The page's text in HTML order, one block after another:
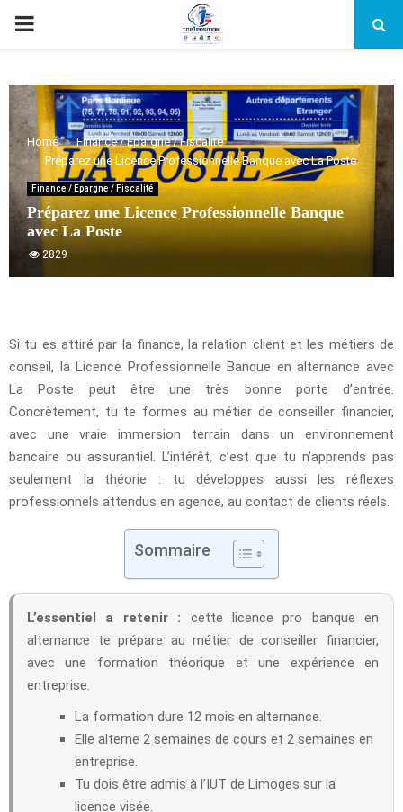
PRIMARY
Home
Finance / Epargne / Fiscalité
Préparez une Licence Professionnelle Banque avec La Poste
Finance / Epargne / Fiscalité
Préparez une Licence Professionnelle Banque
avec La Poste
2829
Si tu es attiré par la finance, la relation client et les métiers de
conseil, la Licence Professionnelle Banque en alternance avec
La Poste peut être une très bonne porte d’entrée.
Concrètement, tu te formes au métier de conseiller financier,
avec une vraie immersion terrain dans un environnement
bancaire ou assurantiel. L’intérêt, c’est que tu n’apprends pas
seulement la théorie : tu développes aussi les réflexes
professionnels attendus en agence, au contact de clients réels.
Sommaire
L’essentiel a retenir : cette licence pro banque en
alternance te prépare au métier de conseiller financier,
avec une formation théorique et une expérience en
entreprise.
La formation dure 12 mois en alternance.
Elle alterne 2 semaines de cours et 2 semaines en
entreprise.
Tu dois être admis à l’IUT de Limoges sur la
licence visée.